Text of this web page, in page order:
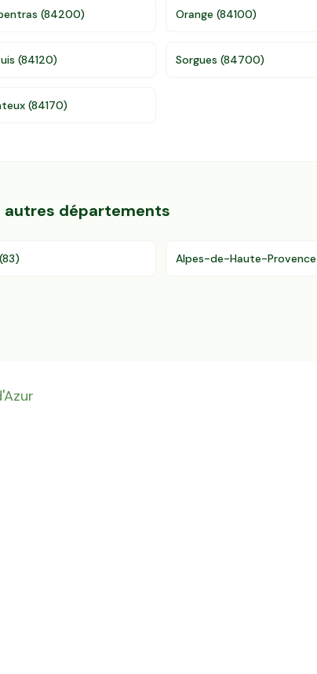
(84200) Orange (84100)
(84120) Sorgues (84700)
(84170)
autres départements
(83) Alpes-de-Haute-Provence